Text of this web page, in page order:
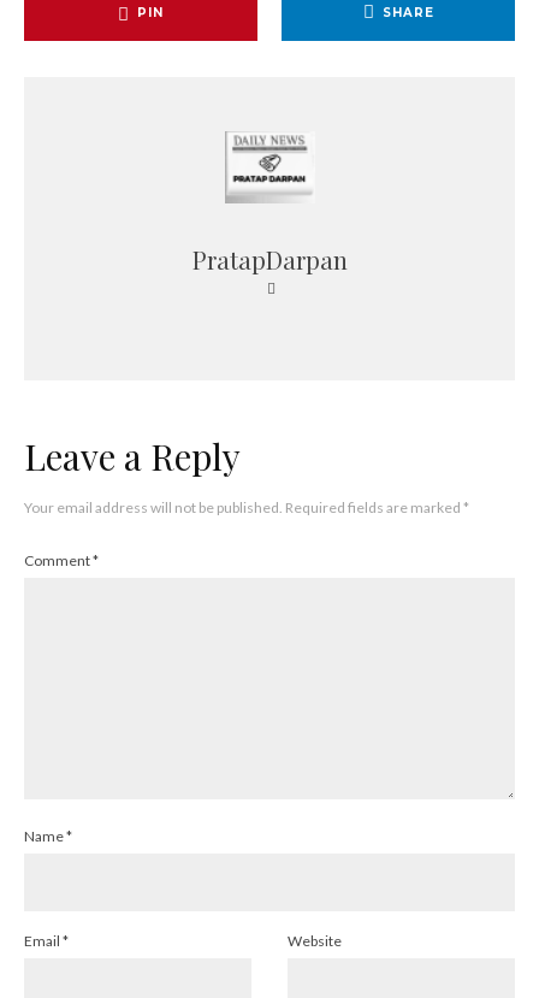
PIN SHARE
PratapDarpan
Leave a Reply
Your email address will not be published. Required fields are marked *
Comment*
Name*
Email * Website